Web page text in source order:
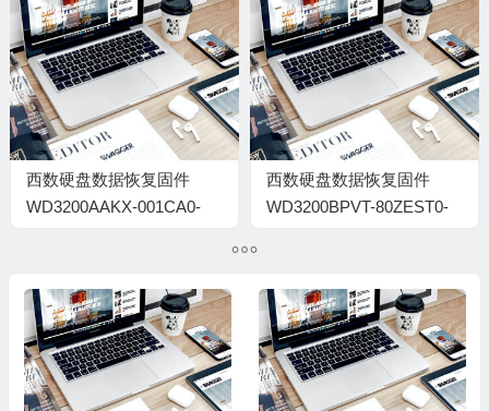
WXE108V80419-
000900BC
西数硬盘数据恢复固件
WD3200AAKX-001CA0-
000500FM
西数硬盘数据恢复固件
WD3200BPVT-80ZEST0-
0015002M